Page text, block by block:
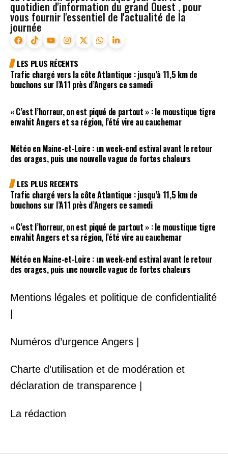
quotidien d'information du grand Ouest , pour
vous fournir l'essentiel de l'actualité de la
journée
LES PLUS RÉCENTS
Trafic chargé vers la côte Atlantique : jusqu’à 11,5 km de
bouchons sur l’A11 près d’Angers ce samedi
« C’est l’horreur, on est piqué de partout » : le moustique tigre
envahit Angers et sa région, l’été vire au cauchemar
Météo en Maine-et-Loire : un week-end estival avant le retour
des orages, puis une nouvelle vague de fortes chaleurs
LES PLUS RECENTS
Trafic chargé vers la côte Atlantique : jusqu’à 11,5 km de
bouchons sur l’A11 près d’Angers ce samedi
« C’est l’horreur, on est piqué de partout » : le moustique tigre
envahit Angers et sa région, l’été vire au cauchemar
Météo en Maine-et-Loire : un week-end estival avant le retour
des orages, puis une nouvelle vague de fortes chaleurs
Mentions légales et politique de confidentialité
Numéros d’urgence Angers |
Charte d’utilisation et de modération et
déclaration de transparence |
La rédaction